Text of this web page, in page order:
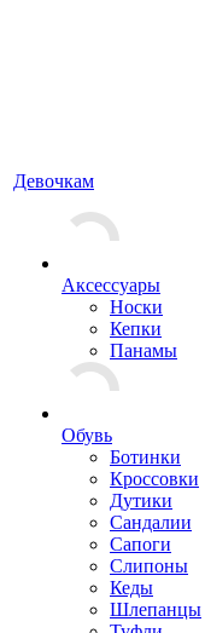
Девочкам
Аксессуары
Носки
Кепки
Панамы
Обувь
Ботинки
Кроссовки
Дутики
Сандалии
Сапоги
Слипоны
Кеды
Шлепанцы